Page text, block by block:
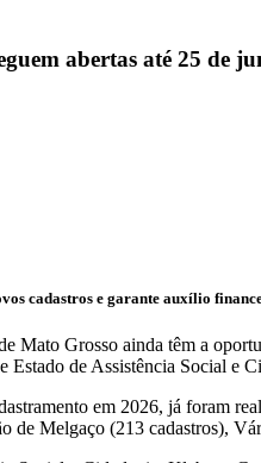
abertas até 25 de
cadastros e garante auxílio
Mato Grosso ainda têm a
Estado de Assistência Social e
em 2026, já foram
de Melgaço (213 cadastros),